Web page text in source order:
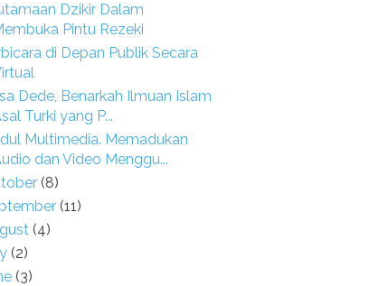
Dzikir Dalam
Pintu Rezeki
di Depan Publik Secara
Dede, Benarkah Ilmuan Islam
Turki yang P...
Multimedia. Memadukan
dan Video Menggu...
(8)
(11)
(4)
(2)
(3)